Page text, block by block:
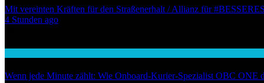
Mit vereinten Kräften für den Straßenerhalt / Allianz für
4 Stunden ago
Wenn jede Minute zählt: Wie Onboard-Kurier-Spezialist OBC ONE